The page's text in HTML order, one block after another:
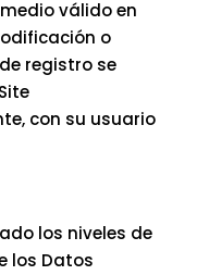
válido en
o
registro se
con su usuario
los niveles de
los Datos